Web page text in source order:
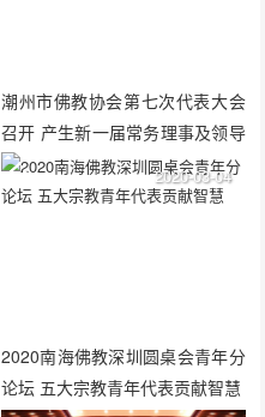
潮州市佛教协会第七次代表大会
召开 产生新一届常务理事及领导
班子成员
2020南海佛教深圳圆桌会青年分
论坛 五大宗教青年代表贡献智慧
2020-03-04